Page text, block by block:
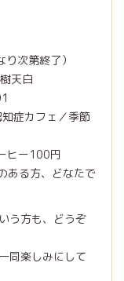
次第終了）
天白
症カフェ／季節
ヒー100円
ある方、どなたで
う方も、どうぞ
同楽しみにして